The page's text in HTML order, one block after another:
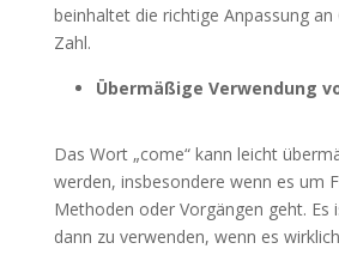
beinhaltet die richtige Anpassung an
Zahl.
Übermäßige Verwendung
Das Wort „come“ kann leicht
werden, insbesondere wenn es um
Methoden oder Vorgängen geht. Es
dann zu verwenden, wenn es